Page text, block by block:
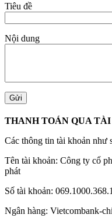
Tiêu đề
Nội dung
THANH TOÁN QUA
Các thông tin tài khoản như
Tên tài khoản: Công ty cổ
phát
Số tài khoản:
Ngân hàng: Vietcombank-